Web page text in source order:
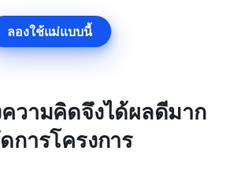
ลองใช้แม่แบบนี้
วามคิดจึงได้ผลดีมาก
การโครงการ